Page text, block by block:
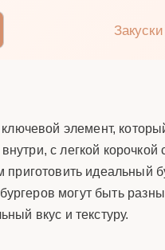
элемент,
с легкой
идеальный
могут быть
вкус и текстуру.